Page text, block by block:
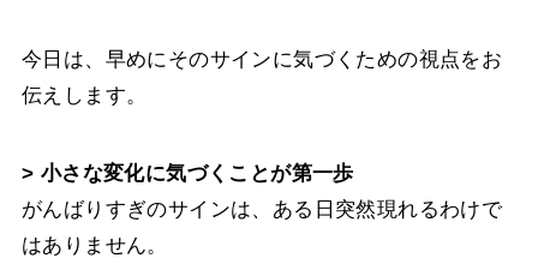
今日は、早めにそのサインに気づくための視点をお
伝えします。
> 小さな変化に気づくことが第一歩
がんばりすぎのサインは、ある日突然現れるわけで
はありません。